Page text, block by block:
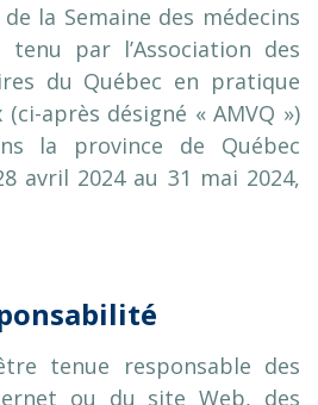
la Semaine des médecins
par l’Association des
du Québec en pratique
après désigné « AMVQ »)
la province de Québec
avril 2024 au 31 mai 2024,
tenue responsable des
ou du site Web, des